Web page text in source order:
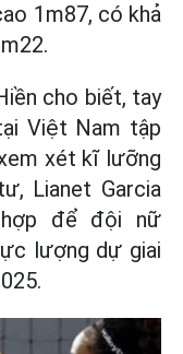
1m87, có khả
cho biết, tay
Việt Nam tập
xét kĩ lưỡng
Lianet Garcia
hợp để đội nữ
lượng dự giai